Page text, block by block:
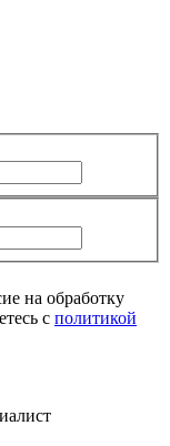
на обработку
с политикой